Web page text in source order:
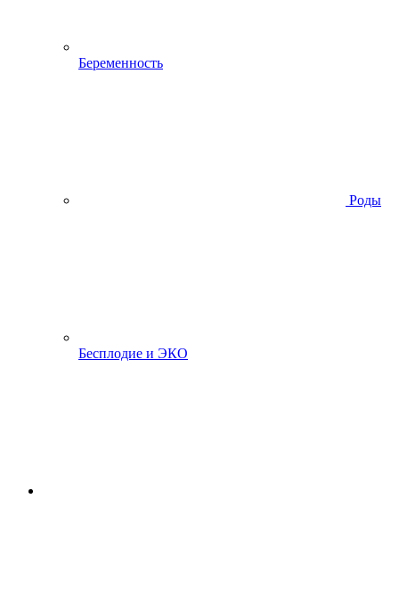
Беременность
Роды
Бесплодие и ЭКО